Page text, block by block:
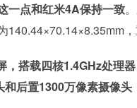
一点和红米4A保持一致
，
，搭载四核1.4GHz处理
后置1300万像素摄像